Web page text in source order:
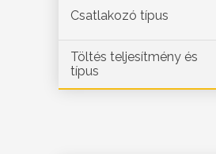
Csatlakozó típus
Töltés teljesítmény és
típus